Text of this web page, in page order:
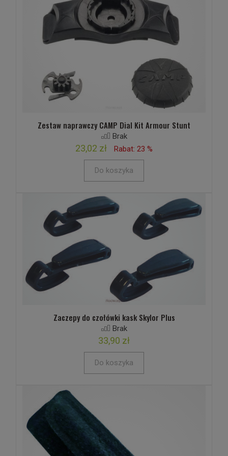
Zestaw naprawczy CAMP Dial Kit Armour Stunt
Brak
23,02 zł Rabat: 23 %
Do koszyka
Zaczepy do czołówki kask Skylor Plus
Brak
33,90 zł
Do koszyka